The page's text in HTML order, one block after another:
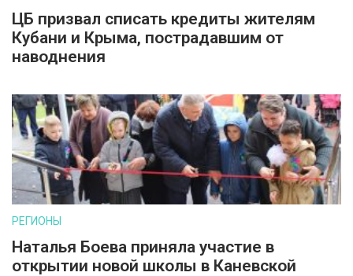
ЦБ призвал списать кредиты жителям
Кубани и Крыма, пострадавшим от
наводнения
РЕГИОНЫ
Наталья Боева приняла участие в
открытии новой школы в Каневской